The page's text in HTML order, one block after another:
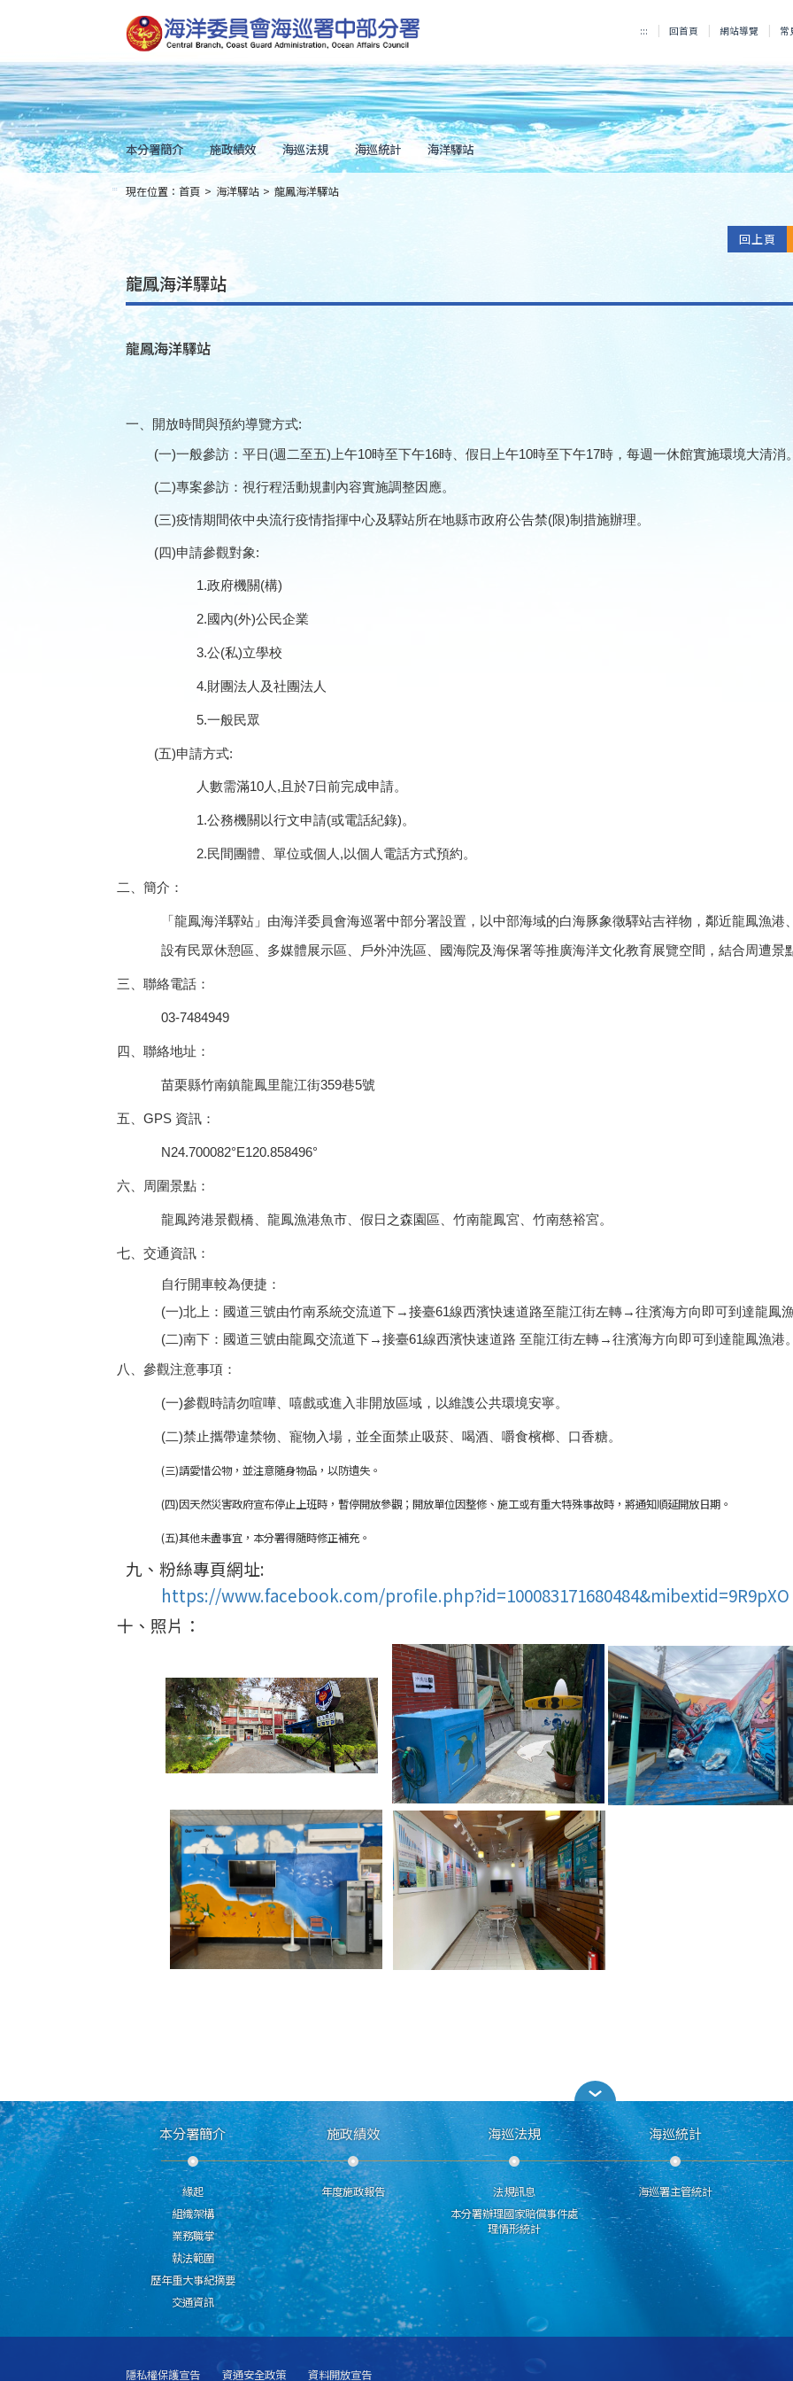
到
主
要
內
容
Skip
to
main
content
::: 回首頁 網站導覽 常
本分署簡介 施政績效 海巡法規 海巡統計 海洋驛站
::: 現在位置： 首頁 > 海洋驛站 > 龍鳳海洋驛站
回上頁
龍鳳海洋驛站
龍鳳海洋驛站
一、開放時間與預約導覽方式:
(一)一般參訪：平日 (週二至五) 上午10時至下午16時、假日上午10時至下午17時，每週一休館實施環境大清消。
(二)專案參訪：視行程活動規劃內容實施調整因應。
(三)疫情期間依中央流行疫情指揮中心及驛站所在地縣市政府公告禁(限)制措施辦理。
(四)申請參觀對象:
1.政府機關(構)
2.國內(外)公民企業
3.公(私)立學校
4.財團法人及社團法人
5.一般民眾
(五)申請方式:
人數需滿10人 , 且於7日前完成申請。
1.公務機關以行文申請(或電話紀錄)。
2.民間團體、單位或個人 ,以個人電話方式預約。
二、簡介：
「龍鳳海洋驛站」由海洋委員會海巡署中部分署設置，以中部海域的白海豚象徵驛站吉祥物，鄰近龍鳳漁
設有民眾休憩區、多媒體展示區、戶外沖洗區、國海院及海保署等推廣海洋文化教育展覽空間，結合周遭景
三、聯絡電話：
03-7484949
四、聯絡地址：
苗栗縣竹南鎮龍鳳里龍江街359巷5號
五、 GPS 資訊：
N24.700082°E120.858496°
六、周圍景點：
龍鳳跨港景觀橋、龍鳳漁港魚市、假日之森園區、竹南龍鳳宮、竹南慈裕宮。
七、交通資訊：
自行開車較為便捷：
(一)北上：國道三號由竹南系統交流道下→接臺61線西濱快速道路至龍江街左轉→往濱海方向即可到達龍鳳漁
(二)南下：國道三號由龍鳳交流道下→接臺61線西濱快速道路 至龍江街左轉→往濱海方向即可到達龍鳳漁港。
八、參觀注意事項：
(一)參觀時請勿喧嘩、嘻戲或進入非開放區域，以維謢公共環境安寧。
(二)禁止攜帶違禁物、寵物入場，並全面禁止吸菸、喝酒、嚼食檳榔、口香糖。
(三)請愛惜公物，並注意隨身物品，以防遺失。
(四)因天然災害政府宣布停止上班時，暫停開放參觀；開放單位因整修、施工或有重大特殊事故時，將通知順延開放日期。
(五)其他未盡事宜，本分署得隨時修正補充。
九、粉絲專頁網址:
https://www.facebook.com/profile.php?id=100083171680484&mibextid=9R9pXO
十、照片：
本分署簡介
緣起
組織架構
業務職掌
執法範圍
歷年重大事紀摘要
交通資訊
施政績效
年度施政報告
海巡法規
法規訊息
本分署辦理國家賠償事件處
理情形統計
海巡統計
海巡署主管統計
隱私權保護宣告 資通安全政策 資料開放宣告